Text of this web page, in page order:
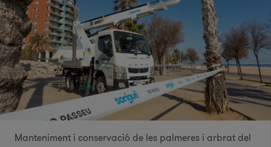
Manteniment i conservació de les palmeres i arbrat del